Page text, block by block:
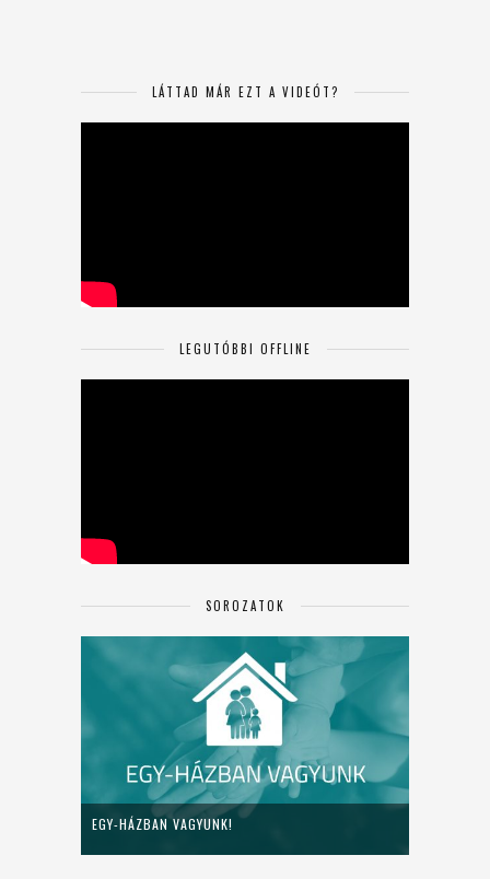
LÁTTAD MÁR EZT A VIDEÓT?
LEGUTÓBBI OFFLINE
SOROZATOK
EGY-HÁZBAN VAGYUNK!